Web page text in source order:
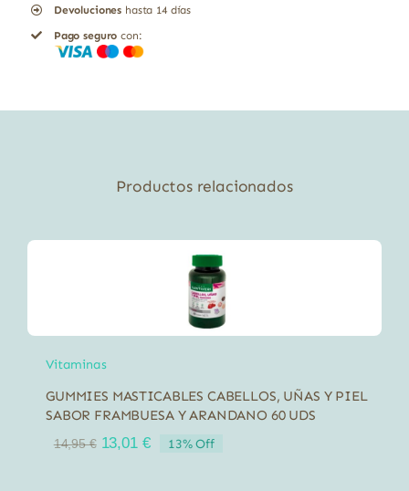
Devoluciones hasta 14 días
Pago seguro con:
Productos relacionados
Vitaminas
GUMMIES MASTICABLES CABELLOS, UÑAS Y PIEL
SABOR FRAMBUESA Y ARANDANO 60 UDS
14,95€ El
13,01 €El
13% Off